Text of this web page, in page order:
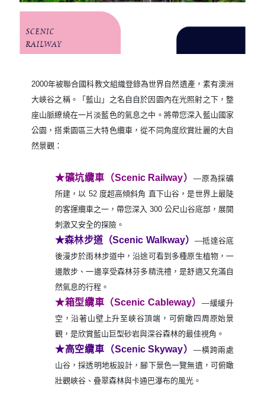
2000年被聯合國科教文組織登錄為世界自然遺產，素有澳洲
大峽谷之稱。「藍山」之名自自於因園內在光照射之下，整
座山脈繚繞在一片淡藍色的氣息之中。將帶您深入藍山國家
公園，搭乘園區三大特色纜車，從不同角度欣賞壯麗的大自
然景觀：
★礦坑纜車（Scenic Railway） ―原為採礦
所建，以 52 度超高傾斜角 直下山谷，是世界上最陡
的客運纜車之一，帶您深入 300 公尺山谷底部，展開
刺激又安全的探險。
★森林步道（Scenic Walkway）―抵達谷底
後漫步於雨林步道中，沿途可看到多種原生植物，一
邊散步、一邊享受森林芬多精洗禮，是舒適又充滿自
然氣息的行程。
★箱型纜車（Scenic Cableway）―緩緩升
空，沿著山壁上升至峽谷頂端，可俯瞰四周原始景
觀，是欣賞藍山巨型砂岩與深谷森林的最佳視角。
★高空纜車（Scenic Skyway） ―橫跨兩處
山谷，採透明地板設計，腳下景色一覽無遺，可俯瞰
壯觀峽谷、疊翠森林與卡通巴瀑布的風光。